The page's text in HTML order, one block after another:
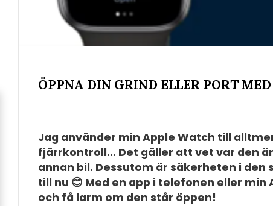
ÖPPNA DIN GRIND ELLER PORT
Jag använder min Apple Watch till
fjärrkontroll… Det gäller att vet var den
annan bil. Dessutom är säkerheten i
till nu 😊 Med en app i telefonen eller
och få larm om den står öppen!